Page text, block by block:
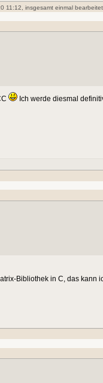
11:12, insgesamt einmal bearbeitet
Ich werde diesmal
Bibliothek in C, das